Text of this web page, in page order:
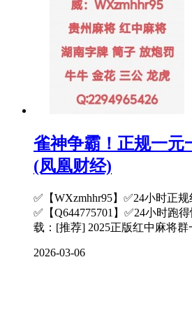
雀神争霸！正规一元
(凤凰财经)
✅【WXzmhhr95】✅24小时正
✅【Q644775701】✅24小时跑
载：[推荐] 2025正版红中麻将群
2026-03-06